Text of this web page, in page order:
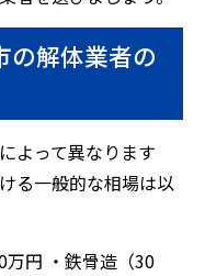
の解体業者の
よって異なります
る一般的な相場は以
万円 ・鉄骨造（30